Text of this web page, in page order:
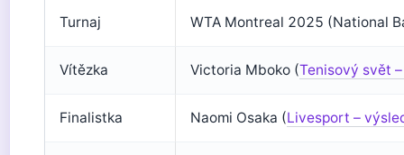
Turnaj WTA Montreal 2025 (National
Vítězka Victoria Mboko (Tenisový svět
Finalistka Naomi Osaka (Livesport –